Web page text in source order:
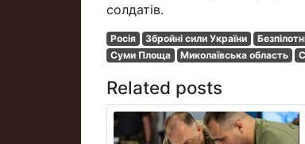
солдатів.
Росія Збройні сили України
Суми Площа
Миколаївська область
Related posts